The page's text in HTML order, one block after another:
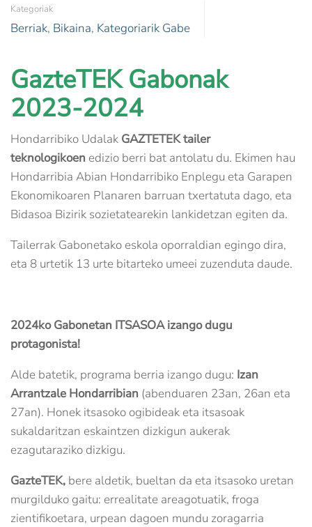
Kategoriak
Berriak, Bikaina, Kategoriarik Gabe
GazteTEKGabonak
2023-2024
Hondarribiko Udalak GAZTETEK tailer
teknologikoen edizio berri bat antolatu du. Ekimen hau
Hondarribia Abian Hondarribiko Enplegu eta Garapen
Ekonomikoaren Planaren barruan txertatuta dago, eta
Bidasoa Bizirik sozietatearekin lankidetzan egiten da.
Tailerrak Gabonetako eskola oporraldian egingo dira,
eta 8 urtetik 13 urte bitarteko umeei zuzenduta daude.
2024ko Gabonetan ITSASOA izango dugu
protagonista!
Alde batetik, programa berria izango dugu: Izan
Arrantzale Hondarribian (abenduaren 23an, 26an eta
27an). Honek itsasoko ogibideak eta itsasoak
sukaldaritzan eskaintzen dizkigun aukerak
ezagutaraziko dizkigu.
GazteTEK, bere aldetik, bueltan da eta itsasoko uretan
murgilduko gaitu: errealitate areagotuatik, froga
zientifikoetara, urpean dagoen mundu zoragarria